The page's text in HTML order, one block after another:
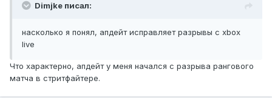
Dimjke писал:
насколько я понял, апдейт исправляет разрывы с xbox
live
Что характерно, апдейт у меня начался с разрыва рангового
матча в стритфайтере.